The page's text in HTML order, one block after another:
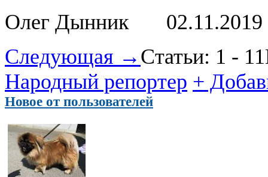
Олег Дынник
02.11.2019
Следующая → Статьи: 1 - 11
Народный репортер +
Новое от пользователей